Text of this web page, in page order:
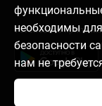
необходимы
безопасности
нам не
Установить